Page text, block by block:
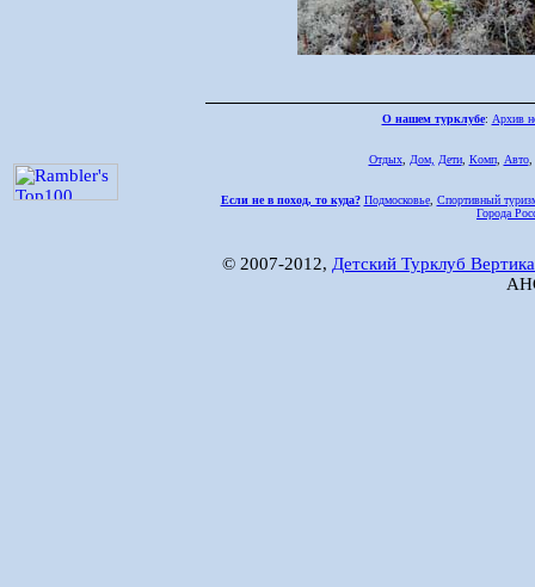
О нашем турклубе: Архив
Отдых, Дом, Дети, Комп, Авто,
Если не в поход, то куда? Подмосковье, Спортивный
Города
© 2007-2012, Детский Турклуб